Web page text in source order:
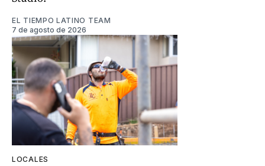
EL TIEMPO LATINO TEAM
7 de agosto de 2026
LOCALES